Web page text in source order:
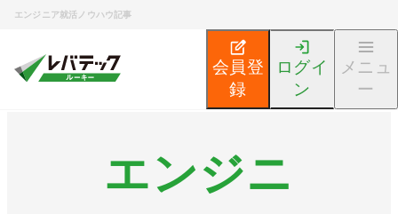
エンジニア就活ノウハウ記事
会員登
録
ログイ
ン
メニュ
ー
エンジニ